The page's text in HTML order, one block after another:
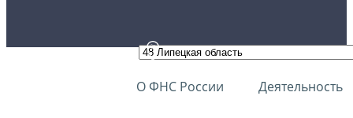
О ФНС России Деятельность